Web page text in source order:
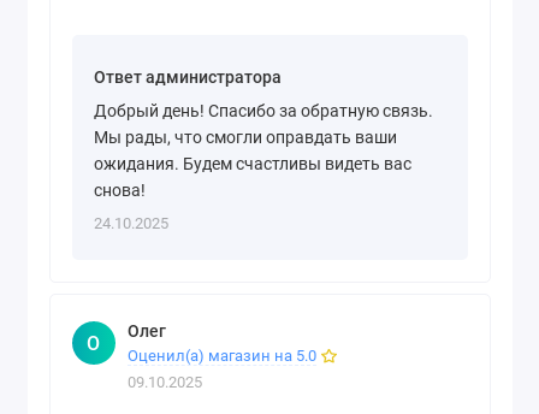
Ответ администратора
Добрый день! Спасибо за обратную связь.
Мы рады, что смогли оправдать ваши
ожидания. Будем счастливы видеть вас
снова!
24.10.2025
О Олег
Оценил(а) магазин на 5.0
09.10.2025